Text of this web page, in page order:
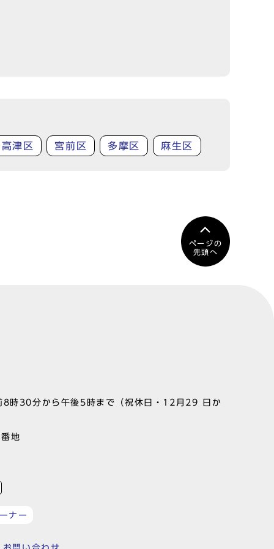
高津区 宮前区 多摩区 麻生区
ページの
先頭へ
8時30分から午後5時まで（祝休日・12月29 日か
地
ナー